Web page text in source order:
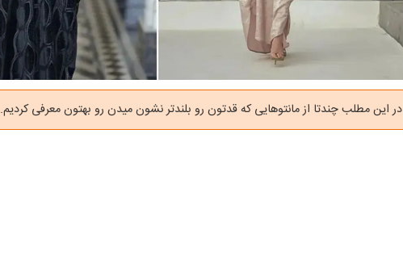
در این مطلب چندتا از مانتوهایی که قدتون رو بلندتر نشون میدن رو بهتون معرفی کردیم.